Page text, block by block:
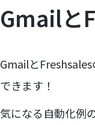
Gmailと
Gmailと
できます！
気になる自動化例